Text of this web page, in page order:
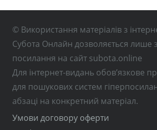
© Використання матеріалів з
Субота Онлайн дозволяється лише
посилання на сайт subota.online
Для інтернет-видань обов’язкове
для пошукових систем
абзаці на конкретний матеріал.
Умови договору оферти